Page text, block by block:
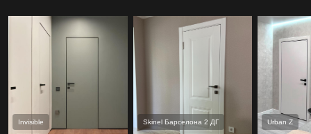
Invisible Skinel Барселона 2 ДГ Urban Z